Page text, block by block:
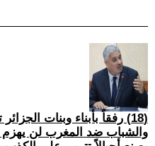
(18) رفقاً بأبناء وبنات
والشباب ضد المغرب لن